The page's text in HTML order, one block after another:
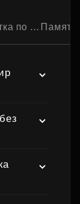
сделке Памятка по